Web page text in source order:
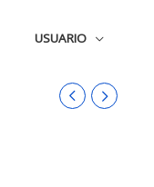
USUARIO